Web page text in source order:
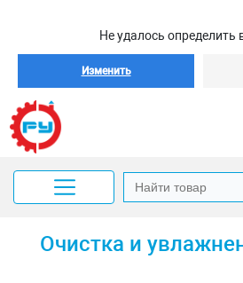
Не удалось определить
Изменить
Очистка и